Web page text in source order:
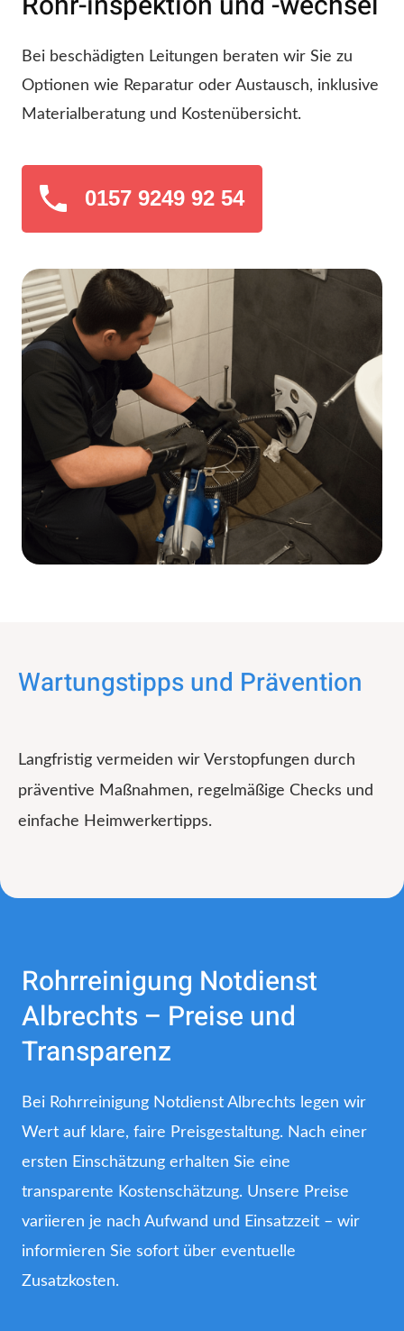
Bei beschädigten Leitungen beraten wir Sie zu
Optionen wie Reparatur oder Austausch, inklusive
Materialberatung und Kostenübersicht.
0157 9249 92 54
Wartungstipps und Prävention
Langfristig vermeiden wir Verstopfungen durch
präventive Maßnahmen, regelmäßige Checks und
einfache Heimwerkertipps.
Rohrreinigung Notdienst
Albrechts – Preise und
Transparenz
Bei Rohrreinigung Notdienst Albrechts legen wir
Wert auf klare, faire Preisgestaltung. Nach einer
ersten Einschätzung erhalten Sie eine
transparente Kostenschätzung. Unsere Preise
variieren je nach Aufwand und Einsatzzeit – wir
informieren Sie sofort über eventuelle
Zusatzkosten.